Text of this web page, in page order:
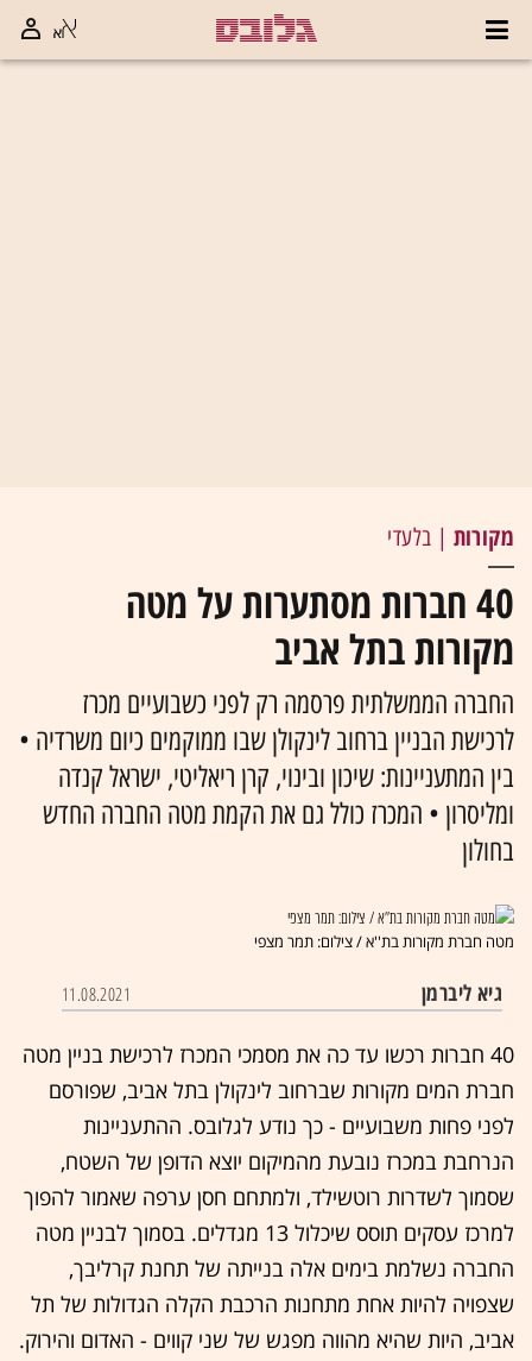
מקורות | בלעדי
40 חברות מסתערות על מטה
מקורות בתל אביב
החברה הממשלתית פרסמה רק לפני כשבועיים מכרז
לרכישת הבניין ברחוב לינקולן שבו ממוקמים כיום משרדיה •
בין המתעניינות: שיכון ובינוי, קרן ריאליטי, ישראל קנדה
ומליסרון • המכרז כולל גם את הקמת מטה החברה החדש
בחולון
מטה חברת מקורות בת''א / צילום: תמר מצפי
גיא ליברמן 11.08.2021
40 חברות רכשו עד כה את מסמכי המכרז לרכישת בניין מטה
חברת המים מקורות שברחוב לינקולן בתל אביב, שפורסם
לפני פחות משבועיים - כך נודע לגלובס. ההתעניינות
הנרחבת במכרז נובעת מהמיקום יוצא הדופן של השטח,
שסמוך לשדרות רוטשילד, ולמתחם חסן ערפה שאמור להפוך
למרכז עסקים תוסס שיכלול 13 מגדלים. בסמוך לבניין מטה
החברה נשלמת בימים אלה בנייתה של תחנת קרליבך,
שצפויה להיות אחת מתחנות הרכבת הקלה הגדולות של תל
אביב, היות שהיא מהווה מפגש של שני קווים - האדום והירוק.